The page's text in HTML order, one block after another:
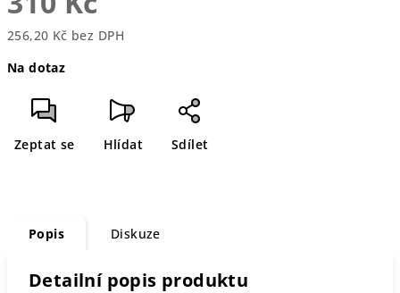
256,20 Kč bez DPH
cena:
Na dotaz
Zeptat se Hlídat Sdílet
Popis Diskuze
Detailní popis produktu